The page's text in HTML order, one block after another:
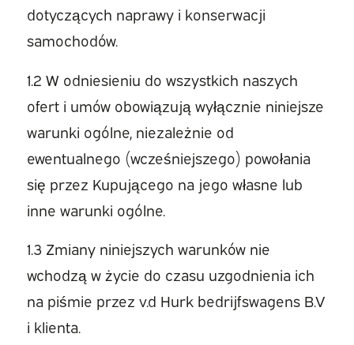
dotyczących naprawy i konserwacji
samochodów.
1.2 W odniesieniu do wszystkich naszych
ofert i umów obowiązują wyłącznie niniejsze
warunki ogólne, niezależnie od
ewentualnego (wcześniejszego) powołania
się przez Kupującego na jego własne lub
inne warunki ogólne.
1.3 Zmiany niniejszych warunków nie
wchodzą w życie do czasu uzgodnienia ich
na piśmie przez v.d Hurk bedrijfswagens B.V
i klienta.